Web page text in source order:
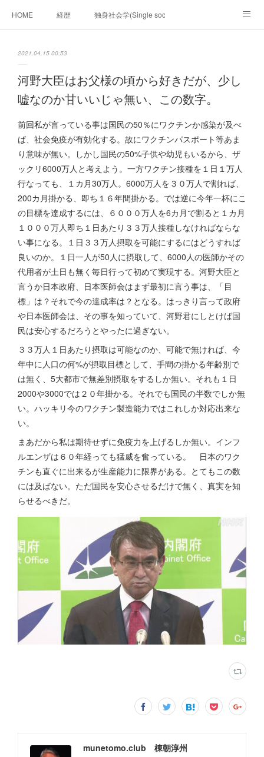
HOME 経歴 独身社会学(Single sociology)と高齢化社会学
移動出来て、工場で作る建物。未来２１００研究所
「心神の夢想２０２０」 フィリピンマンションは買うべきでは無い理由は全
海外生活の掟
フィリピンの問題点 フィリピンの歴史
フィリピン経済談義 ファッションを考える 漫画
未来２１００研究所他のアイデアマニラ男の手料理 総集編
https://globalclub.amebaownd.com/
2021.04.15 00:53
河野大臣はお父様の頃から好きだが、少し
嘘なのか甘いいじゃ無い、この数字。
前回私が言っている事は国民の50％にワクチンか感染が及べ
ば、社会免疫が有効化する。故にワクチンパスポート等あま
り意味が無い。しかし国民の50%子供や幼児もいるから、ザ
ックリ6000万人と考えよう。一方ワクチン接種を１日１万人
行なっても、１カ月30万人。6000万人を３０万人で割れば、
200カ月掛かる、即ち１６年間掛かる。では逆に今年一杯にこ
の目標を達成するには、６０００万人を6カ月で割ると１カ月
１０００万人即ち１日あたり３３万人接種しなければならな
い事になる。１日３３万人摂取を可能にするにはどうすれば
良いのか。１日一人が50人に摂取して、6000人の医師かその
代用者が土日も無く毎日行って初めて実現する。河野大臣と
言うか日本政府、日本医師会はまず最初に言う事は、「目
標」は？それで今の達成率は？となる。はっきり言って政府
や日本医師会は、その事を知っていて、河野君にしとけば国
民は安心するだろうとやったに過ぎない。
３３万人１日あたり摂取は可能なのか、可能で無ければ、今
年中に人口の何%が摂取目標として、手間の掛かる年齢別で
は無く、5大都市で無差別摂取をするしか無い。それも１日
2000や3000では２０年掛かる。それでも国民の半数でしか無
い。ハッキリ今のワクチン製造能力ではこれしか対応出来な
い。
まあだから私は期待せずに免疫力を上げるしか無い。インフ
ルエンザは６０年経っても猛威を奮っている。 日本のワク
チンも直ぐに出来るが生産能力に限界がある。とてもこの数
には及ばない。ただ国民を安心させるだけで無く、真実を知
らせるべきだ。
munetomo.club 棟朝淳州